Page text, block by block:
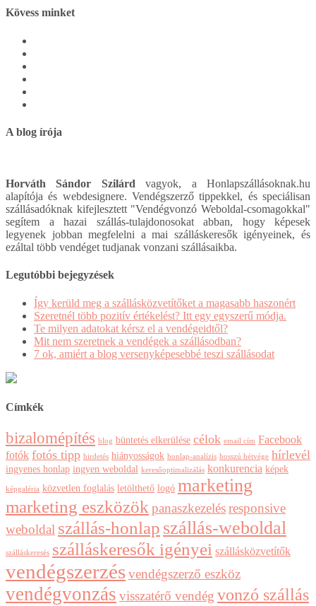
Kövess minket
A blog írója
Horváth Sándor Szilárd vagyok, a Honlapszállásoknak.hu
alapítója és webdesignere. Vendégszerző tippekkel, és speciálisan
szállásadóknak kifejlesztett "Vendégvonzó Weboldal-csomagokkal"
segítem a hazai szállás-tulajdonosokat abban, hogy képesek
legyenek jobban megfelelni a mai szálláskeresők igényeinek, és
ezáltal több vendéget tudjanak vonzani szállásaikba.
Legutóbbi bejegyzések
Így kerüld meg a szállásközvetítőket a magasabb haszonért
Szeretnél több pozitív értékelést? Itt egy egyszerű módja.
Te milyen adatokat kérsz el a vendégeidtől?
Mit nem szeretnek a vendégek a szállásodban?
7 ok, amiért a blog versenyképesebbé teszi szállásodat
Címkék
bizalomépítés blog büntetés elkerülése célok email cím Facebook
fotók fotós tipp hirdetés hiányosságok honlap-analízis hosszú hétvége hírlevél
ingyenes honlap ingyen weboldal keresőoptimalizálás konkurencia képek
képgaléria közvetlen foglalás letölthető logó marketing
marketing eszközökpanaszkezelésresponsive
weboldal szállás-honlap szállás-weboldal
szálláskeresés szálláskeresők igényei szállásközvetítők
vendégszerzésvendégszerző eszköz
vendégvonzás visszatérő vendég vonzó szállás